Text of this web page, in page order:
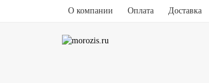
О компании Оплата Доставка